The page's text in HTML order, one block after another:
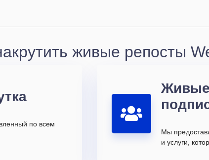
живые репосты
по всем
Живые
Мы
и услуги,